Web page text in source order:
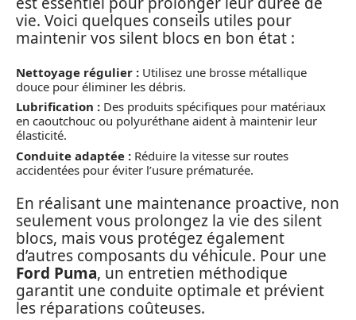
vie. Voici quelques conseils utiles pour
maintenir vos silent blocs en bon état :
Nettoyage régulier : Utilisez une brosse métallique
douce pour éliminer les débris.
Lubrification : Des produits spécifiques pour matériaux
en caoutchouc ou polyuréthane aident à maintenir leur
élasticité.
Conduite adaptée : Réduire la vitesse sur routes
accidentées pour éviter l’usure prématurée.
En réalisant une maintenance proactive, non
seulement vous prolongez la vie des silent
blocs, mais vous protégez également
d’autres composants du véhicule. Pour une
Ford Puma, un entretien méthodique
garantit une conduite optimale et prévient
les réparations coûteuses.